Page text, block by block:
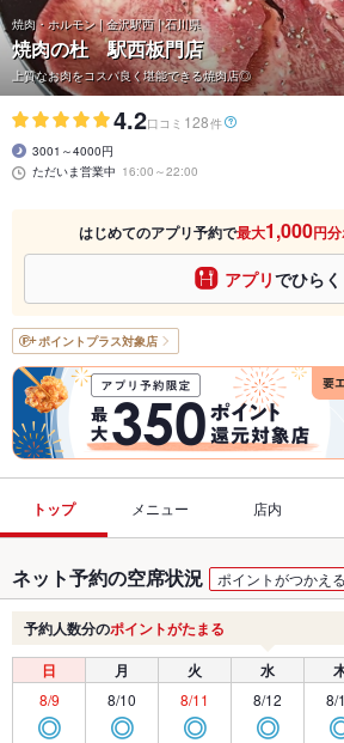
焼肉・ホルモン | 金沢駅西 | 石川県
焼肉の杜 駅西板門店
上質なお肉をコスパ良く堪能できる焼肉店◎
4.2口コミ 128件
3001～4000円
ただいま営業中 16:00～22:00
はじめてのアプリ予約で最大1,000円
アプリでひらく
ポイントプラス対象店
トップ メニュー 店内
ネット予約の空席状況 ポイントがつかえる
予約人数分のポイントがたまる
日 月 火 水
8/9
◎
8/10
◎
8/11
◎
8/12
◎
8/